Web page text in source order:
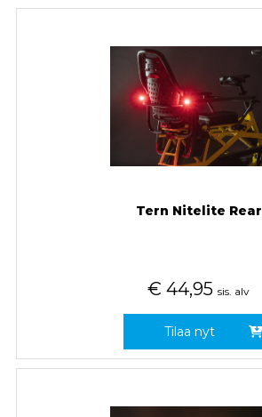
Tern Nitelite Rear
€ 44,95 sis. alv
Tilaa nyt